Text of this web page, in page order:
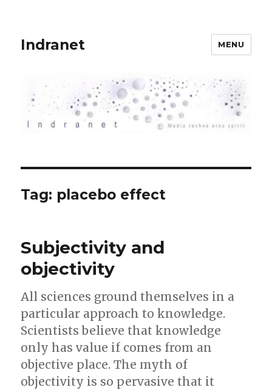
Indranet MENU
Tag: placebo effect
Subjectivity and
objectivity
All sciences ground themselves in a
particular approach to knowledge.
Scientists believe that knowledge
only has value if comes from an
objective place. The myth of
objectivity is so pervasive that it